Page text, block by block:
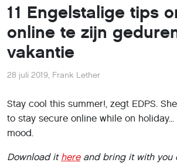
11 Engelstalige tips
online te zijn
vakantie
28 juli 2019, Frank Lether
Stay cool this summer!, zegt EDPS.
to stay secure online while on
mood.
Download it hereand bring it with you